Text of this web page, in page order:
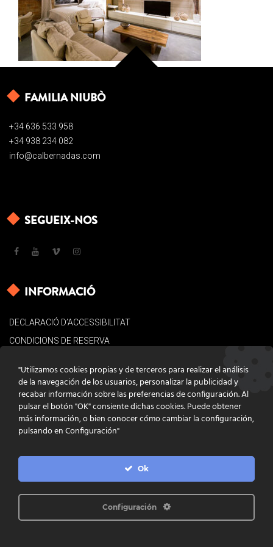
FAMILIA NIUBÒ
+34 636 533 958
+34 938 234 082
info@calbernadas.com
SEGUEIX-NOS
INFORMACIÓ
DECLARACIÓ D’ACCESSIBILITAT
CONDICIONS DE RESERVA
POLÍTICA DE COOKIES
CONTACTE
PROGRAMACIÓ INFOACTIVA'T
"Utilizamos cookies propias y de terceros para realizar el análisis
de la navegación de los usuarios, personalizar la publicidad y
recabar información sobre las preferencias de configuración. Al
pulsar el botón "OK" consiente dichas cookies. Puede obtener
más información, o bien conocer cómo cambiar la configuración,
pulsando en Configuración"
Ok
Configuración